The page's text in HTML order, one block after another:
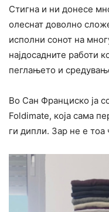
Стигна и ни донесе
олеснат доволно
исполни сонот на
најдосадните работи
пеглањето и
Во Сан Франциско ја
Foldimate, која сама
ги дипли. Зар не е тоа